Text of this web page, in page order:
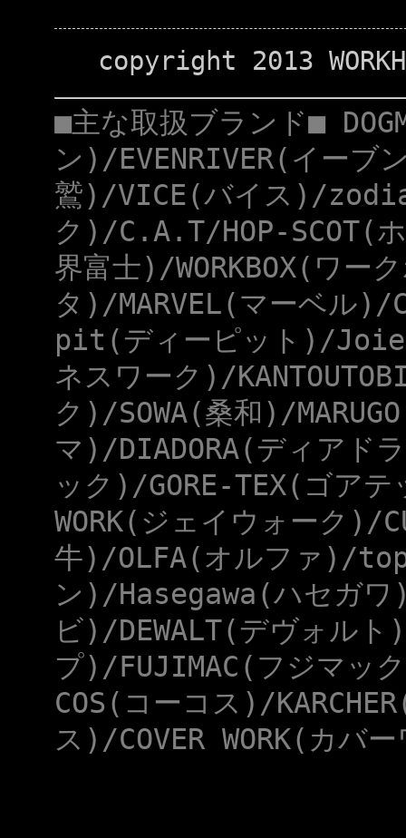
copyright 2013
■主な取扱ブランド■
ン)/EVENRIVER(イーブ
鷲)/VICE(バイス)/
ク)/C.A.T/HOP-
界富士)/WORKBOX(ワ
タ)/MARVEL(マーベル
pit(ディーピット)/Joie(
ネスワーク)/
ク)/SOWA(桑和)/
マ)/DIADORA(ディアド
ック)/GORE-TEX(ゴア
WORK(ジェイウォーク)/
牛)/OLFA(オルファ)/
ン)/Hasegawa(ハセガ
ビ)/DEWALT(デヴォル
プ)/FUJIMAC(フジマッ
COS(コーコス)/
ス)/COVER WORK(カ